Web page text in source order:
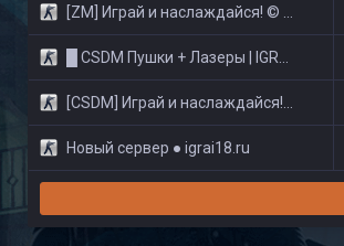
[ZM] Играй и наслаждайся! © Zombie Show
█ CSDM Пушки + Лазеры | IGRAI18.RU ツ █
[CSDM] Играй и наслаждайся! © Classic
Новый сервер ● igrai18.ru